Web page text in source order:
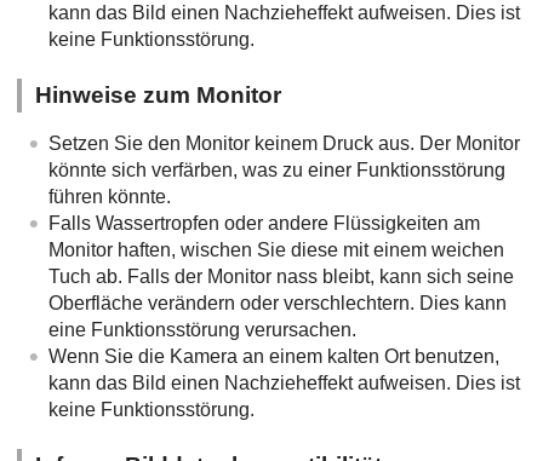
kann das Bild einen Nachzieheffekt aufweisen. Dies ist
keine Funktionsstörung.
Hinweise zum Monitor
Setzen Sie den Monitor keinem Druck aus. Der Monitor
könnte sich verfärben, was zu einer Funktionsstörung
führen könnte.
Falls Wassertropfen oder andere Flüssigkeiten am
Monitor haften, wischen Sie diese mit einem weichen
Tuch ab. Falls der Monitor nass bleibt, kann sich seine
Oberfläche verändern oder verschlechtern. Dies kann
eine Funktionsstörung verursachen.
Wenn Sie die Kamera an einem kalten Ort benutzen,
kann das Bild einen Nachzieheffekt aufweisen. Dies ist
keine Funktionsstörung.